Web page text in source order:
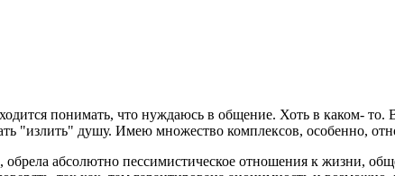
понимать, что нуждаюсь в общение. Хоть в каком-
"излить" душу. Имею множество комплексов, особенно,
абсолютно пессимистическое отношения к жизни,